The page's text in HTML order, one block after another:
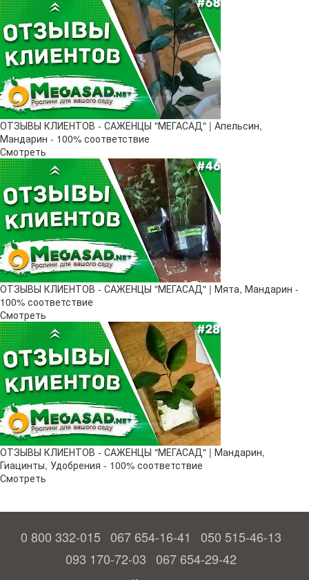
ОТЗЫВЫ КЛИЕНТОВ - САЖЕНЦЫ "МЕГАСАД" | Апельсин,
Мандарин - 100% соответствие
Смотреть
ОТЗЫВЫ КЛИЕНТОВ - САЖЕНЦЫ "МЕГАСАД" | Мята, Мандарин -
100% соответствие
Смотреть
ОТЗЫВЫ КЛИЕНТОВ - САЖЕНЦЫ "МЕГАСАД" | Мандарин,
Гиацинты, Удобрения - 100% соответствие
Смотреть
0 800 332-015 067 654-16-41
050 515-46-13
093 170-72-03 067 654-29-42